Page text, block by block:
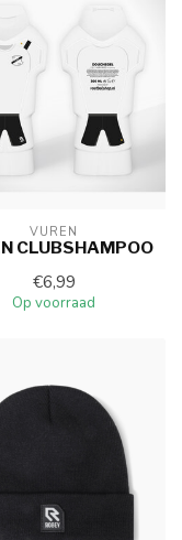
VUREN
CLUBSHAMPOO
€6,99
Op voorraad